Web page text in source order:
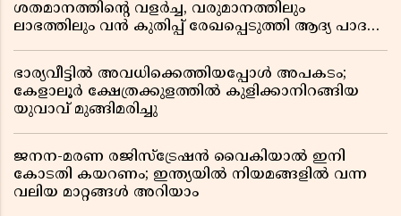
ശതമാനത്തിൻ്റെ വളർച്ച, വരുമാനത്തിലും
ലാഭത്തിലും വൻ കുതിപ്പ് രേഖപ്പെടുത്തി ആദ്യ പാദ
ഭാര്യവീട്ടിൽ അവധിക്കെത്തിയപ്പോൾ അപകടം;
കേളാലൂർ ക്ഷേത്രക്കുളത്തിൽ കുളിക്കാനിറങ്ങിയ
യുവാവ് മുങ്ങിമരിച്ചു
ജനന-മരണ രജിസ്ട്രേഷൻ വൈകിയാൽ ഇനി
കോടതി കയറണം; ഇന്ത്യയിൽ നിയമങ്ങളിൽ വന്ന
വലിയ മാറ്റങ്ങൾ അറിയാം